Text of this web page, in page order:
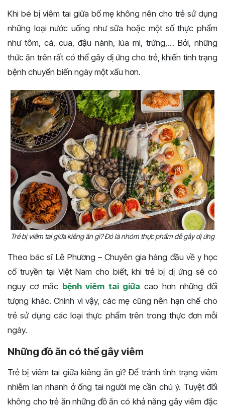
Khi bé bị viêm tai giữa bố mẹ không nên cho trẻ sử dụng
những loại nước uống như sữa hoặc một số thực phẩm
như tôm, cá, cua, đậu nành, lúa mì, trứng,… Bởi, những
thức ăn trên rất có thể gây dị ứng cho trẻ, khiến tình trạng
bệnh chuyển biến ngày một xấu hơn.
Trẻ bị viêm tai giữa kiêng ăn gì? Đó là nhóm thực phẩm dễ gây dị ứng
Theo bác sĩ Lê Phương – Chuyên gia hàng đầu về y học
cổ truyền tại Việt Nam cho biết, khi trẻ bị dị ứng sẽ có
nguy cơ mắc bệnh viêm tai giữa cao hơn những đối
tượng khác. Chính vì vậy, các mẹ cũng nên hạn chế cho
trẻ sử dụng các loại thực phẩm trên trong thực đơn mỗi
ngày.
Những đồ ăn có thể gây viêm
Trẻ bị viêm tai giữa kiêng ăn gì? Để tránh tình trạng viêm
nhiễm lan nhanh ở ống tai người mẹ cần chú ý. Tuyệt đối
không cho trẻ ăn những đồ ăn có khả năng gây viêm đặc